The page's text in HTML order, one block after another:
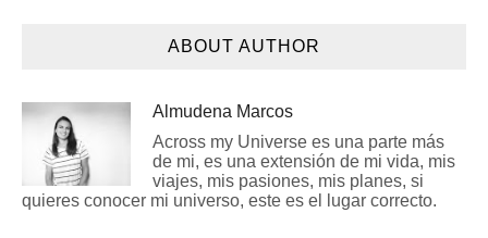
ABOUT AUTHOR
Almudena Marcos
Across my Universe es una parte más
de mi, es una extensión de mi vida, mis
viajes, mis pasiones, mis planes, si
quieres conocer mi universo, este es el lugar correcto.